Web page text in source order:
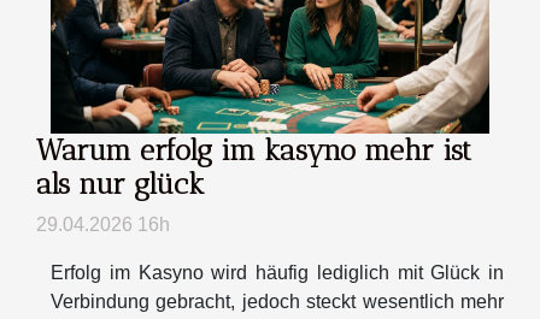
Warum erfolg im kasyno mehr ist
als nur glück
29.04.2026 16h
Erfolg im Kasyno wird häufig lediglich mit Glück in
Verbindung gebracht, jedoch steckt wesentlich mehr